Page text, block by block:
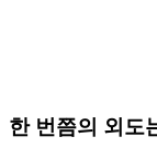
한 번쯤의 외도